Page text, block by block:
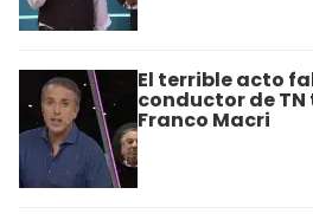
El terrible acto
conductor de
Franco Macri